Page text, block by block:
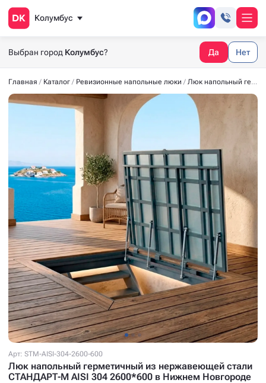
Колумбус
Выбран город Колумбус? Да Нет
Главная Каталог Ревизионные напольные люки Люк напольный герметичный из нержавеющей стали СТАНДАРТ-М AISI 304 2600*600
Арт: STM-AISI-304-2600-600
Люк напольный герметичный из нержавеющей стали
СТАНДАРТ-М AISI 304 2600*600 в Нижнем Новгороде